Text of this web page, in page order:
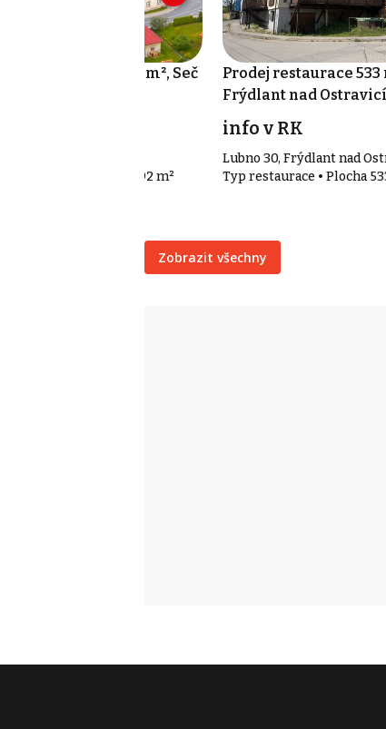
restaurace 292 m², Seč
restaurace • Plocha 292 m²
Prodej restaurace 533
Frýdlant nad Ostravicí
info v RK
Lubno 30, Frýdlant nad
Typ restaurace • Plocha
Zobrazit všechny